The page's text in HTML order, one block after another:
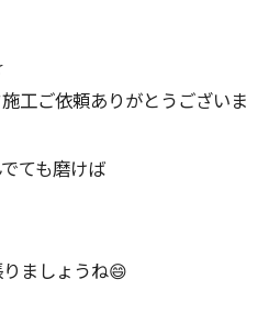
工ご依頼ありがとうございま
ても磨けば
ましょうね😄